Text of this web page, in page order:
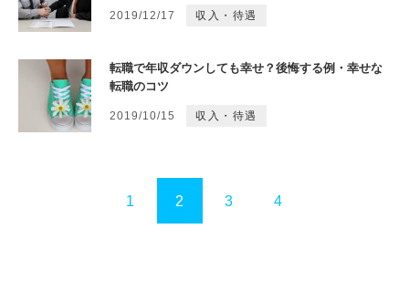
2019/12/17 収入・待遇
転職で年収ダウンしても幸せ？後悔する例・幸せな
転職のコツ
2019/10/15 収入・待遇
1 2 3 4